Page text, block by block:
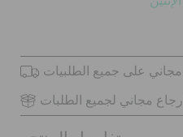
ارجاع مجاني لجميع الطلبات